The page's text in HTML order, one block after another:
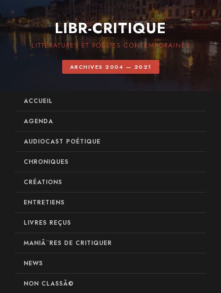
LIBR-CRITIQUE
LITTÉRATURES ET POÉSIES CONTEMPORAINES
ARCHIVES 2004 — 2021
ACCUEIL
AGENDA
AUDIOCAST POÉTIQUE
CHRONIQUES
CRÉATIONS
ENTRETIENS
LIVRES REÇUS
MANIÃ¨RES DE CRITIQUER
NEWS
NON CLASSÃ©